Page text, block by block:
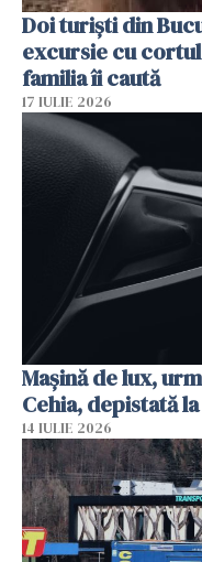
Doi turiști din
excursie cu
familia îi caută
17 IULIE 2026
Mașină de lux,
Cehia, depistată
14 IULIE 2026